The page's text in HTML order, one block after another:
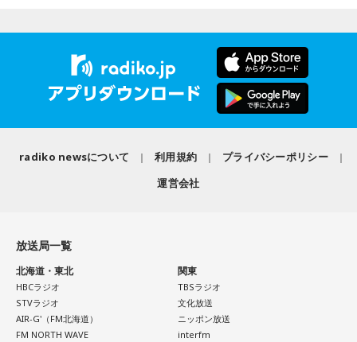
■放送日時：2026年8月16日（日） 19時～20時
■パーソナリティ：吉田尚記
■ゲスト：小山宙哉
■メールアドレス： manga@1242.com
■公式Xアカウント：@MANGARADIO1242
■ハッシュタグ：#マンガのラジオ
■番組HP：
https://manga-no-radio.com/
radiko newsについて 利用規約
プライバシーポリシー
運営会社
放送局一覧
北海道・東北
HBCラジオ
STVラジオ
AIR-G'（FM北海道）
FM NORTH WAVE
関東
TBSラジオ
文化放送
ニッポン放送
interfm